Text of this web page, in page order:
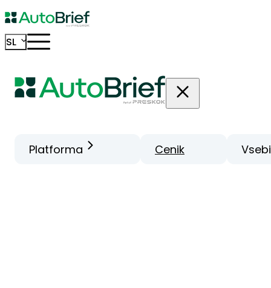
SL
Platforma Cenik